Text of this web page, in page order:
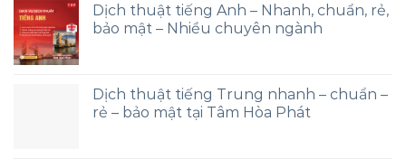
Dịch thuật tiếng Anh – Nhanh, chuẩn, rẻ,
bảo mật – Nhiều chuyên ngành
Dịch thuật tiếng Trung nhanh – chuẩn –
rẻ – bảo mật tại Tâm Hòa Phát